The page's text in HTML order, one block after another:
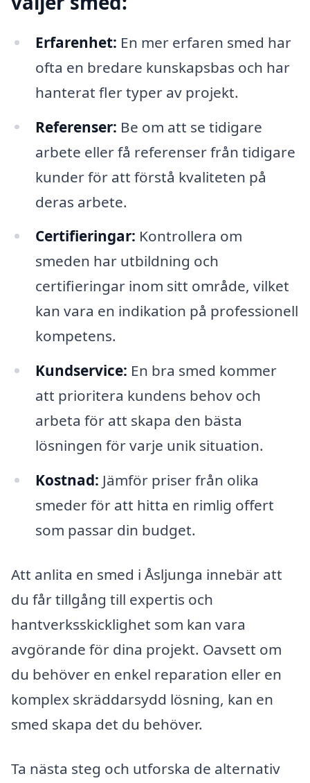
Erfarenhet: En mer erfaren smed har
ofta en bredare kunskapsbas och har
hanterat fler typer av projekt.
Referenser: Be om att se tidigare
arbete eller få referenser från tidigare
kunder för att förstå kvaliteten på
deras arbete.
Certifieringar: Kontrollera om
smeden har utbildning och
certifieringar inom sitt område, vilket
kan vara en indikation på professionell
kompetens.
Kundservice: En bra smed kommer
att prioritera kundens behov och
arbeta för att skapa den bästa
lösningen för varje unik situation.
Kostnad: Jämför priser från olika
smeder för att hitta en rimlig offert
som passar din budget.
Att anlita en smed i Åsljunga innebär att
du får tillgång till expertis och
hantverksskicklighet som kan vara
avgörande för dina projekt. Oavsett om
du behöver en enkel reparation eller en
komplex skräddarsydd lösning, kan en
smed skapa det du behöver.
Ta nästa steg och utforska de alternativ